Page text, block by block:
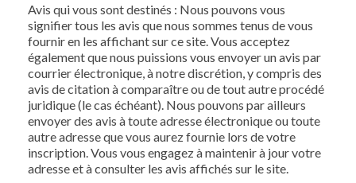
Avis qui vous sont destinés : Nous pouvons vous
signifier tous les avis que nous sommes tenus de vous
fournir en les affichant sur ce site. Vous acceptez
également que nous puissions vous envoyer un avis par
courrier électronique, à notre discrétion, y compris des
avis de citation à comparaître ou de tout autre procédé
juridique (le cas échéant). Nous pouvons par ailleurs
envoyer des avis à toute adresse électronique ou toute
autre adresse que vous aurez fournie lors de votre
inscription. Vous vous engagez à maintenir à jour votre
adresse et à consulter les avis affichés sur le site.